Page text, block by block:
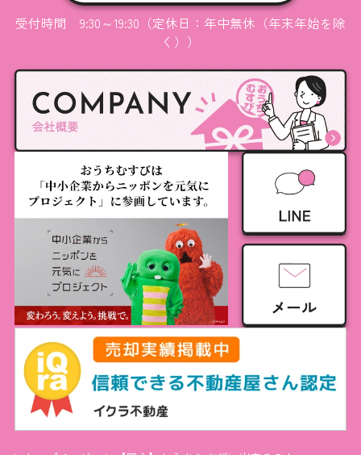
受付時間 9:30～19:30（定休日：年中無休（年末年始を除
く））